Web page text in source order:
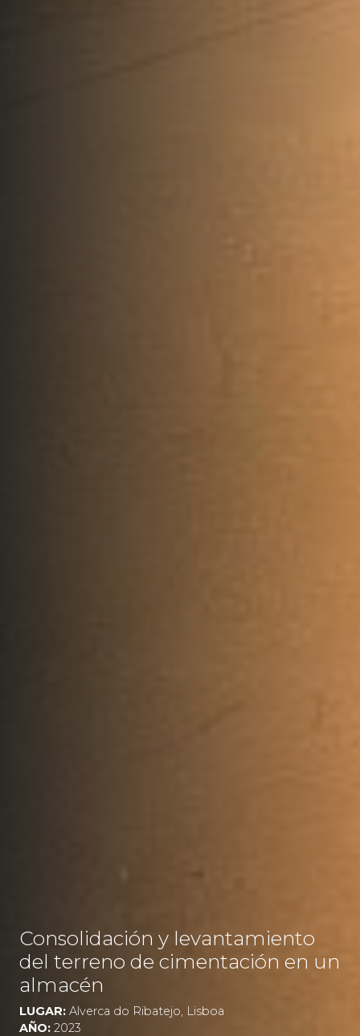
Consolidación y levantamiento
del terreno de cimentación en un
almacén
LUGAR: Alverca do Ribatejo, Lisboa
AÑO: 2023